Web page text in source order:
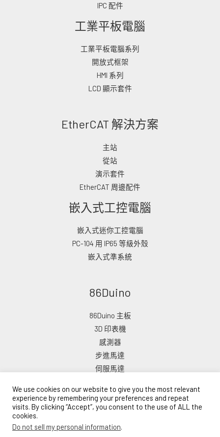
IPC 配件
工業平板電腦
工業平板電腦系列
開放式框架
HMI 系列
LCD 顯示套件
EtherCAT 解決方案
主站
從站
演示套件
EtherCAT 周邊配件
嵌入式工控電腦
嵌入式迷你工控電腦
PC-104 用 IP65 等級外殼
嵌入式準系統
86Duino
86Duino 主板
3D 印表機
感測器
步進馬達
伺服馬達
We use cookies on our website to give you the most relevant
experience by remembering your preferences and repeat
visits. By clicking “Accept”, you consent to the use of ALL the
cookies.
Do not sell my personal information.